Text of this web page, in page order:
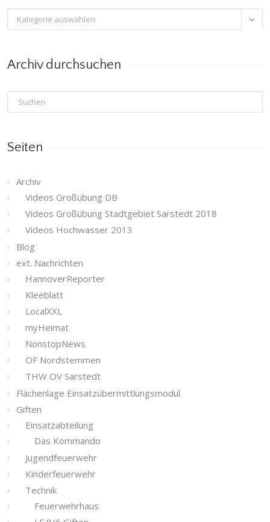
Archiv
nach

Archiv durchsuchen
Seiten
Archiv
Videos Großübung DB
Videos Großübung Stadtgebiet Sarstedt 2018
Videos Hochwasser 2013
Blog
ext. Nachrichten
HannoverReporter
Kleeblatt
LocalXXL
myHeimat
NonstopNews
OF Nordstemmen
THW OV Sarstedt
Flächenlage Einsatzübermittlungsmodul
Giften
Einsatzabteilung
Das Kommando
Jugendfeuerwehr
Kinderfeuerwehr
Technik
Feuerwehrhaus